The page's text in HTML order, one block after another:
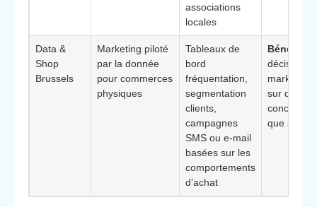
associations
locales
Data &
Shop
Brussels
Marketing piloté
par la donnée
pour commerces
physiques
Tableaux de
bord
fréquentation,
segmentation
clients,
campagnes
SMS ou e-mail
basées sur les
comportements
d’achat
Bénéfice
décisions
marketing
sur des
concrets
que sur